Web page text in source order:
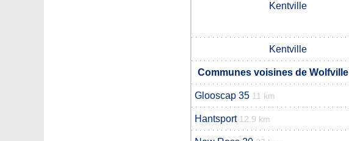
Kentville
Kentville
Communes voisines de Wolfville
Glooscap 35 11 km
Hantsport 12.9 km